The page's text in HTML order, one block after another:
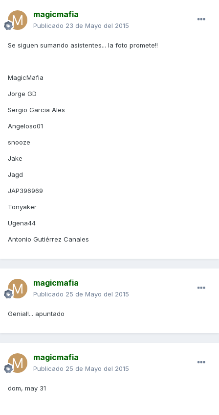
magicmafia
Publicado 23 de Mayo del 2015
Se siguen sumando asistentes... la foto promete!!
MagicMafia
Jorge GD
Sergio Garcia Ales
Angeloso01
snooze
Jake
Jagd
JAP396969
Tonyaker
Ugena44
Antonio Gutiérrez Canales
magicmafia
Publicado 25 de Mayo del 2015
Genial!... apuntado
magicmafia
Publicado 25 de Mayo del 2015
dom, may 31